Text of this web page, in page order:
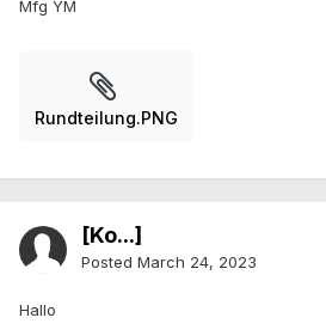
Mfg YM
Rundteilung.PNG
[Ko...]
Posted March 24, 2023
Hallo